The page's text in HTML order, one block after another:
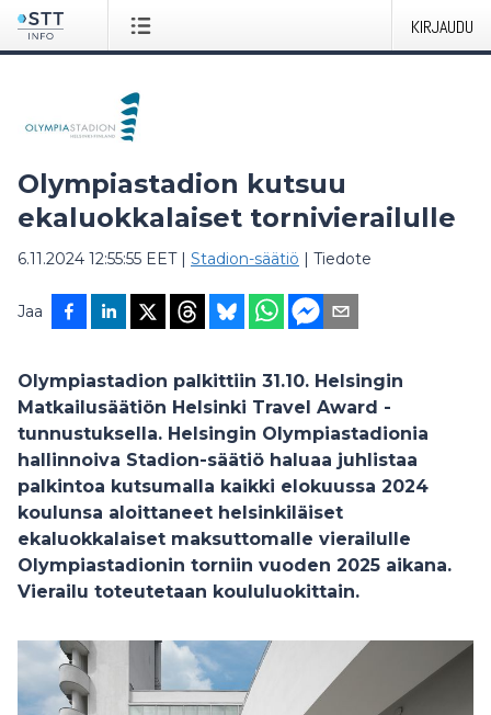
KIRJAUDU
Olympiastadion kutsuu
ekaluokkalaiset tornivierailulle
6.11.2024 12:55:55 EET| Stadion-säätiö | Tiedote
Jaa
Olympiastadion palkittiin 31.10. Helsingin
Matkailusäätiön Helsinki Travel Award -
tunnustuksella. Helsingin Olympiastadionia
hallinnoiva Stadion-säätiö haluaa juhlistaa
palkintoa kutsumalla kaikki elokuussa 2024
koulunsa aloittaneet helsinkiläiset
ekaluokkalaiset maksuttomalle vierailulle
Olympiastadionin torniin vuoden 2025 aikana.
Vierailu toteutetaan koululuokittain.